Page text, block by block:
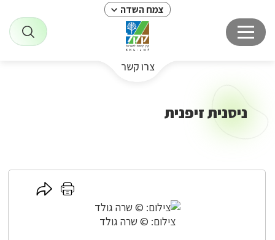
צמח השדה
צרו קשר
ניסנית זיפנית
צילום: © שרה גולד
לחץ
לחץ